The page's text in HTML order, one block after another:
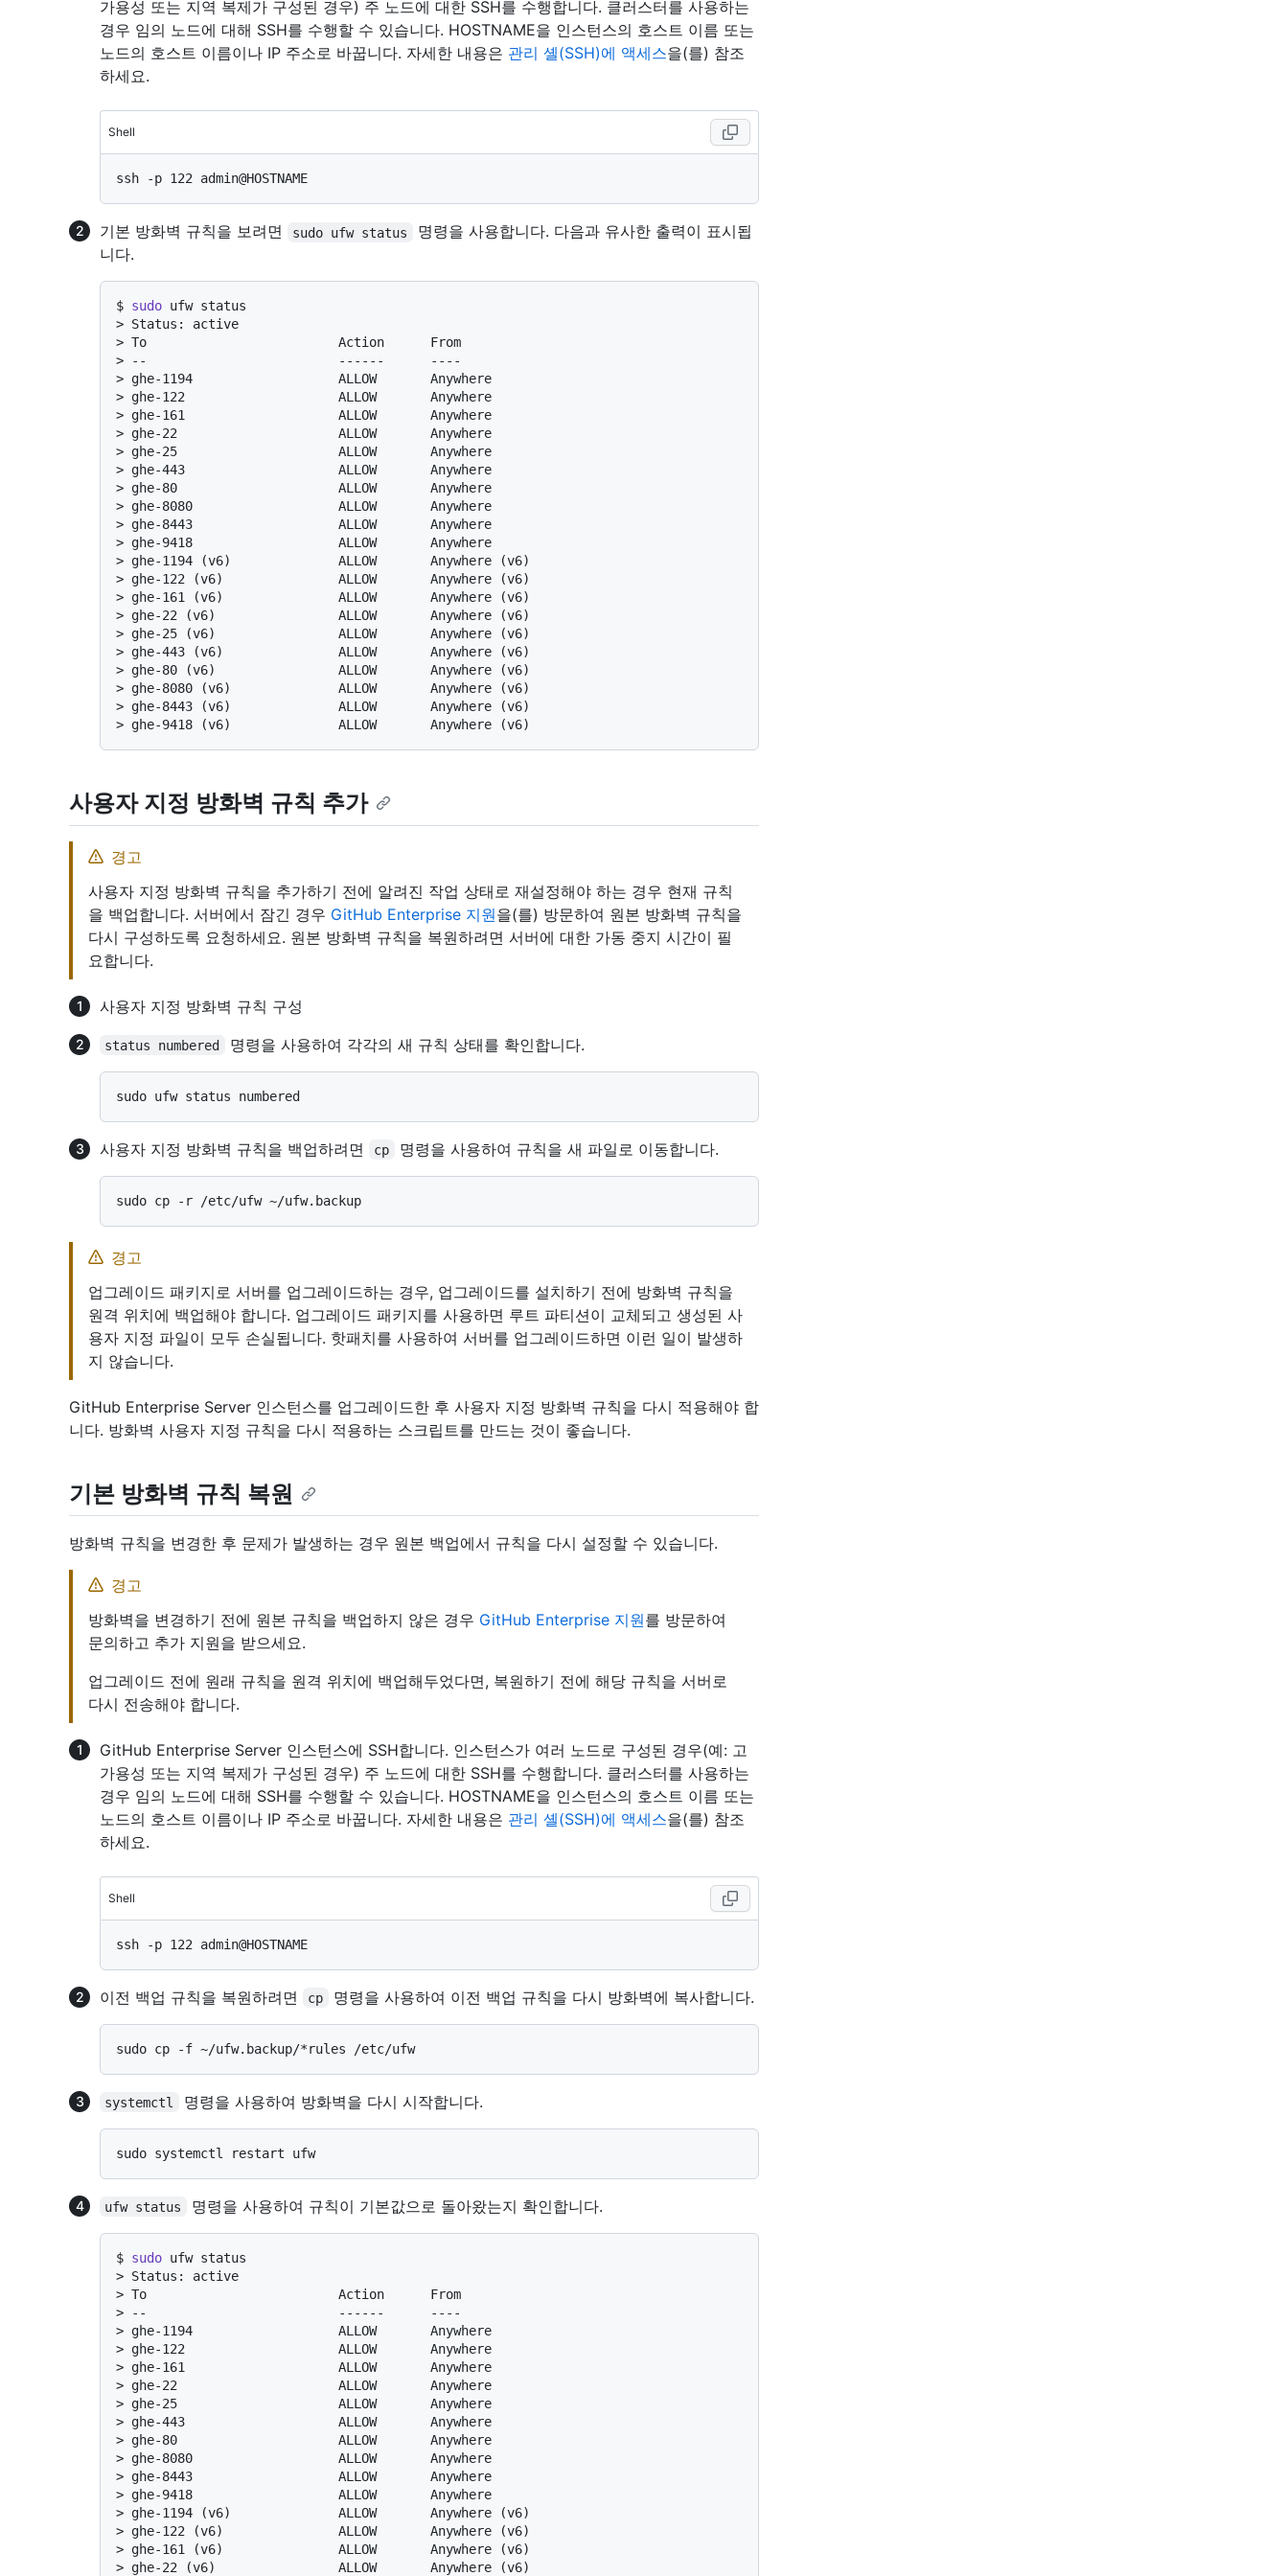
가용성 또는 지역 복제가 구성된 경우) 주 노드에 대한 SSH를 수행합니다. 클러스터를 사용하는
경우 임의 노드에 대해 SSH를 수행할 수 있습니다. HOSTNAME을 인스턴스의 호스트 이름 또는
노드의 호스트 이름이나 IP 주소로 바꿉니다. 자세한 내용은 관리 셸(SSH)에 액세스을(를) 참조
하세요.
Shell
기본 방화벽 규칙을 보려면 sudo ufw status
명령을 사용합니다. 다음과 유사한 출력이 표시됩
니다.
$ sudo ufw status
> Status: active
> To                         Action      From
>
--                         ------      ----
> ghe-1194                   ALLOW       Anywhere
> ghe-122                    ALLOW       Anywhere
> ghe-161                    ALLOW       Anywhere
> ghe-22                     ALLOW       Anywhere
> ghe-25                     ALLOW       Anywhere
> ghe-443                    ALLOW       Anywhere
> ghe-80                     ALLOW       Anywhere
> ghe-8080                   ALLOW       Anywhere
> ghe-8443                   ALLOW       Anywhere
> ghe-9418                   ALLOW       Anywhere
> ghe-1194 (v6)              ALLOW       Anywhere (v6)
> ghe-122 (v6)               ALLOW       Anywhere (v6)
> ghe-161 (v6)               ALLOW       Anywhere (v6)
> ghe-22 (v6)                ALLOW       Anywhere (v6)
> ghe-25 (v6)                ALLOW       Anywhere (v6)
> ghe-443 (v6)               ALLOW       Anywhere (v6)
> ghe-80 (v6)                ALLOW       Anywhere (v6)
> ghe-8080 (v6)              ALLOW       Anywhere (v6)
> ghe-8443 (v6)              ALLOW       Anywhere (v6)
> ghe-9418 (v6)              ALLOW       Anywhere (v6)
사용자 지정 방화벽 규칙 추가
경고
사용자 지정 방화벽 규칙을 추가하기 전에 알려진 작업 상태로 재설정해야 하는 경우 현재 규칙
을 백업합니다. 서버에서 잠긴 경우 GitHub Enterprise 지원을(를) 방문하여 원본 방화벽 규칙을
다시 구성하도록 요청하세요. 원본 방화벽 규칙을 복원하려면 서버에 대한 가동 중지 시간이 필
요합니다.
사용자 지정 방화벽 규칙 구성
status numbered 명령을 사용하여 각각의 새 규칙 상태를 확인합니다.
사용자 지정 방화벽 규칙을 백업하려면 cp 명령을 사용하여 규칙을 새 파일로 이동합니다.
경고
업그레이드 패키지로 서버를 업그레이드하는 경우, 업그레이드를 설치하기 전에 방화벽 규칙을
원격 위치에 백업해야 합니다. 업그레이드 패키지를 사용하면 루트 파티션이 교체되고 생성된 사
용자 지정 파일이 모두 손실됩니다. 핫패치를 사용하여 서버를 업그레이드하면 이런 일이 발생하
지 않습니다.
GitHub Enterprise Server 인스턴스를 업그레이드한 후 사용자 지정 방화벽 규칙을 다시 적용해야 합
니다. 방화벽 사용자 지정 규칙을 다시 적용하는 스크립트를 만드는 것이 좋습니다.
기본 방화벽 규칙 복원
방화벽 규칙을 변경한 후 문제가 발생하는 경우 원본 백업에서 규칙을 다시 설정할 수 있습니다.
경고
방화벽을 변경하기 전에 원본 규칙을 백업하지 않은 경우 GitHub Enterprise 지원를 방문하여
문의하고 추가 지원을 받으세요.
업그레이드 전에 원래 규칙을 원격 위치에 백업해두었다면, 복원하기 전에 해당 규칙을 서버로
다시 전송해야 합니다.
GitHub Enterprise Server 인스턴스에 SSH합니다. 인스턴스가 여러 노드로 구성된 경우(예: 고
가용성 또는 지역 복제가 구성된 경우) 주 노드에 대한 SSH를 수행합니다. 클러스터를 사용하는
경우 임의 노드에 대해 SSH를 수행할 수 있습니다. HOSTNAME을 인스턴스의 호스트 이름 또는
노드의 호스트 이름이나 IP 주소로 바꿉니다. 자세한 내용은 관리 셸(SSH)에 액세스을(를) 참조
하세요.
Shell
이전 백업 규칙을 복원하려면 cp 명령을 사용하여 이전 백업 규칙을 다시 방화벽에 복사합니다.
systemctl 명령을 사용하여 방화벽을 다시 시작합니다.
ufw status 명령을 사용하여 규칙이 기본값으로 돌아왔는지 확인합니다.
$ sudo ufw status
> Status: active
> To                         Action      From
>
--                         ------      ----
> ghe-1194                   ALLOW       Anywhere
> ghe-122                    ALLOW       Anywhere
> ghe-161                    ALLOW       Anywhere
> ghe-22                     ALLOW       Anywhere
> ghe-25                     ALLOW       Anywhere
> ghe-443                    ALLOW       Anywhere
> ghe-80                     ALLOW       Anywhere
> ghe-8080                   ALLOW       Anywhere
> ghe-8443                   ALLOW       Anywhere
> ghe-9418                   ALLOW       Anywhere
> ghe-1194 (v6)              ALLOW       Anywhere (v6)
> ghe-122 (v6)               ALLOW       Anywhere (v6)
> ghe-161 (v6)               ALLOW       Anywhere (v6)
> ghe-22 (v6)                ALLOW       Anywhere (v6)